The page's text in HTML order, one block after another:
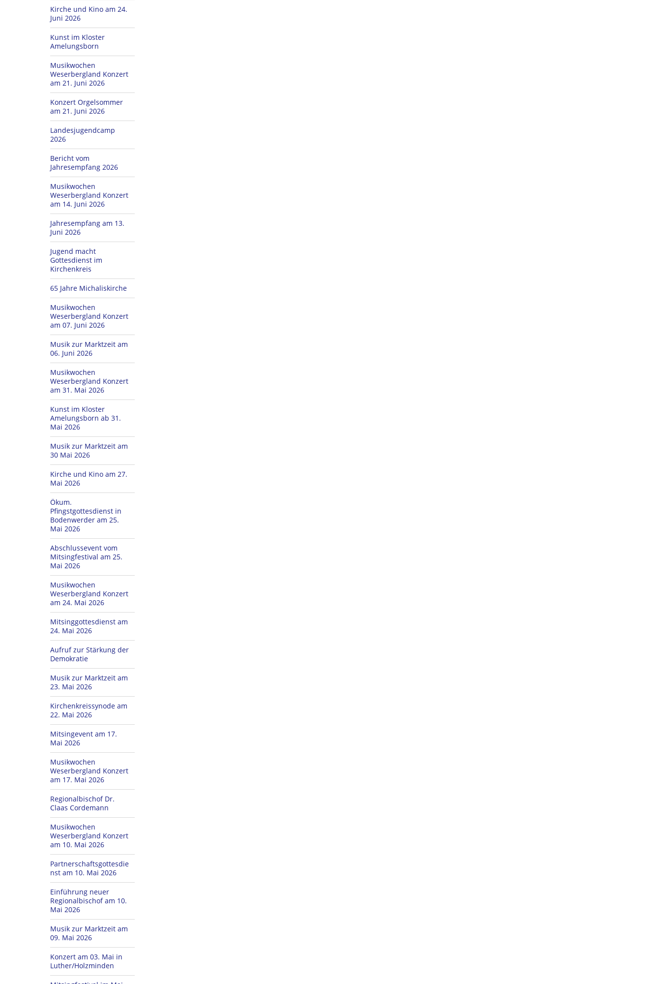
Kirche und Kino am 24.
Juni 2026
Kunst im Kloster
Amelungsborn
Musikwochen
Weserbergland Konzert
am 21. Juni 2026
Konzert Orgelsommer
am 21. Juni 2026
Landesjugendcamp
2026
Bericht vom
Jahresempfang 2026
Musikwochen
Weserbergland Konzert
am 14. Juni 2026
Jahresempfang am 13.
Juni 2026
Jugend macht
Gottesdienst im
Kirchenkreis
65 Jahre Michaliskirche
Musikwochen
Weserbergland Konzert
am 07. Juni 2026
Musik zur Marktzeit am
06. Juni 2026
Musikwochen
Weserbergland Konzert
am 31. Mai 2026
Kunst im Kloster
Amelungsborn ab 31.
Mai 2026
Musik zur Marktzeit am
30 Mai 2026
Kirche und Kino am 27.
Mai 2026
Ökum.
Pfingstgottesdienst in
Bodenwerder am 25.
Mai 2026
Abschlussevent vom
Mitsingfestival am 25.
Mai 2026
Musikwochen
Weserbergland Konzert
am 24. Mai 2026
Mitsinggottesdienst am
24. Mai 2026
Aufruf zur Stärkung der
Demokratie
Musik zur Marktzeit am
23. Mai 2026
Kirchenkreissynode am
22. Mai 2026
Mitsingevent am 17.
Mai 2026
Musikwochen
Weserbergland Konzert
am 17. Mai 2026
Regionalbischof Dr.
Claas Cordemann
Musikwochen
Weserbergland Konzert
am 10. Mai 2026
Partnerschaftsgottesdie
nst am 10. Mai 2026
Einführung neuer
Regionalbischof am 10.
Mai 2026
Musik zur Marktzeit am
09. Mai 2026
Konzert am 03. Mai in
Luther/Holzminden